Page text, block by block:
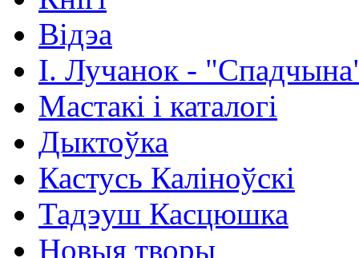
Відэа
І. Лучанок -
Мастакі i каталогi
Дыктоўка
Кастусь Каліноўскі
Тадэуш Касцюшка
Новыя творы